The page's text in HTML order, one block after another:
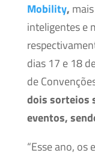
Mobility,
inteligentes e
dias 17 e 18
de
dois sorteios
eventos,
“Esse ano, os